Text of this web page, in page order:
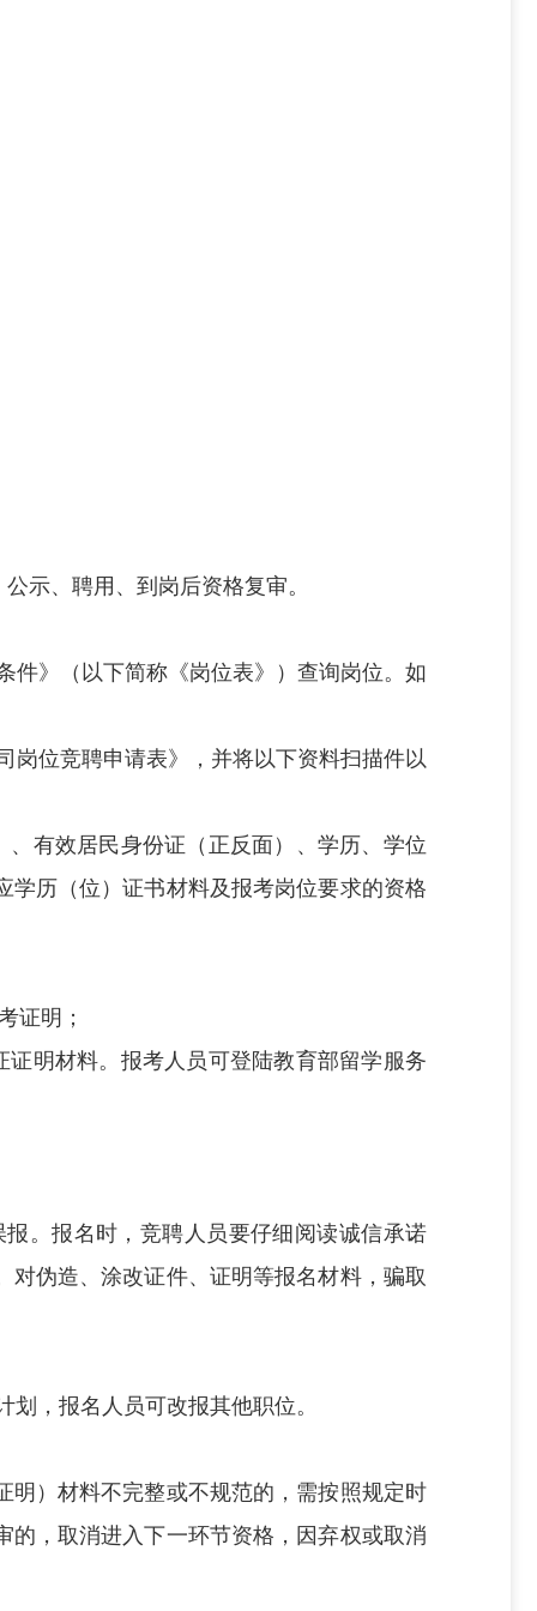
示、聘用、到岗后资格复审。
件》（以下简称《岗位表》）查询岗位。如
位竞聘申请表》，并将以下资料扫描件以
有效居民身份证（正反面）、学历、学位
历（位）证书材料及报考岗位要求的资格
证明；
明材料。报考人员可登陆教育部留学服务
。报名时，竞聘人员要仔细阅读诚信承诺
伪造、涂改证件、证明等报名材料，骗取
，报名人员可改报其他职位。
）材料不完整或不规范的，需按照规定时
，取消进入下一环节资格，因弃权或取消